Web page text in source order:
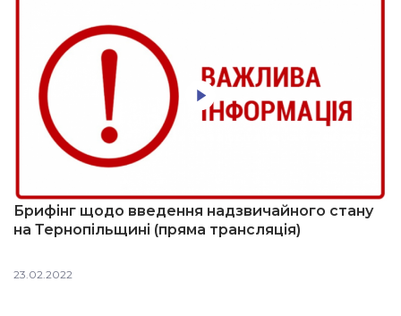
Брифінг щодо введення надзвичайного стану
на Тернопільщині (пряма трансляція)
23.02.2022